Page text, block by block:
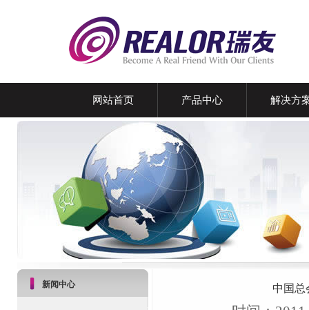
网站首页 产品中心 解决方
新闻中心 中国总